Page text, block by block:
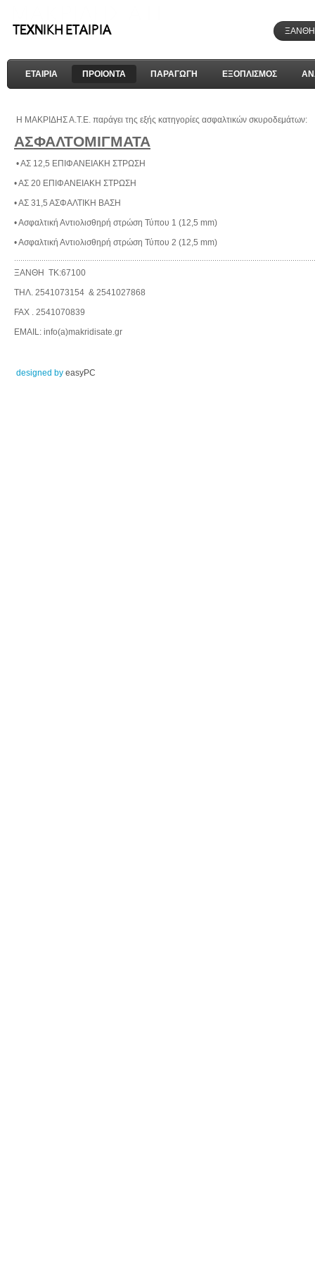
ΞΑΝΘΗ
ΕΤΑΙΡΙΑ ΠΡΟΙΟΝΤΑ ΠΑΡΑΓΩΓΗ ΕΞΟΠΛΙΣΜΟΣ
Η ΜΑΚΡΙΔΗΣ Α.Τ.Ε. παράγει της εξής κατηγορίες ασφαλτικών σκυροδεμάτων:
ΑΣΦΑΛΤΟΜΙΓΜΑΤΑ
• ΑΣ 12,5 ΕΠΙΦΑΝΕΙΑΚΗ ΣΤΡΩΣΗ
• ΑΣ 20 ΕΠΙΦΑΝΕΙΑΚΗ ΣΤΡΩΣΗ
• ΑΣ 31,5 ΑΣΦΑΛΤΙΚΗ ΒΑΣΗ
• Ασφαλτική Αντιολισθηρή στρώση Τύπου 1 (12,5 mm)
• Ασφαλτική Αντιολισθηρή στρώση Τύπου 2 (12,5 mm)
ΞΑΝΘΗ ΤΚ:67100
ΤΗΛ. 2541073154 & 2541027868
FAX . 2541070839
EMAIL: info(a)makridisate.gr
designed by easyPC